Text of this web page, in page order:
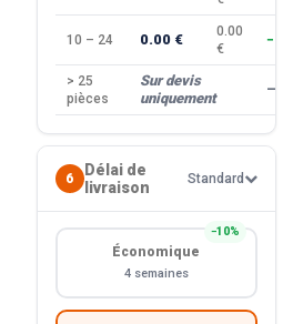
10 – 24 0.00 €
0.00
€
> 25
pièces
Sur devis
uniquement
—
6
Délai de
livraison
Standard
−10%
Économique
4 semaines